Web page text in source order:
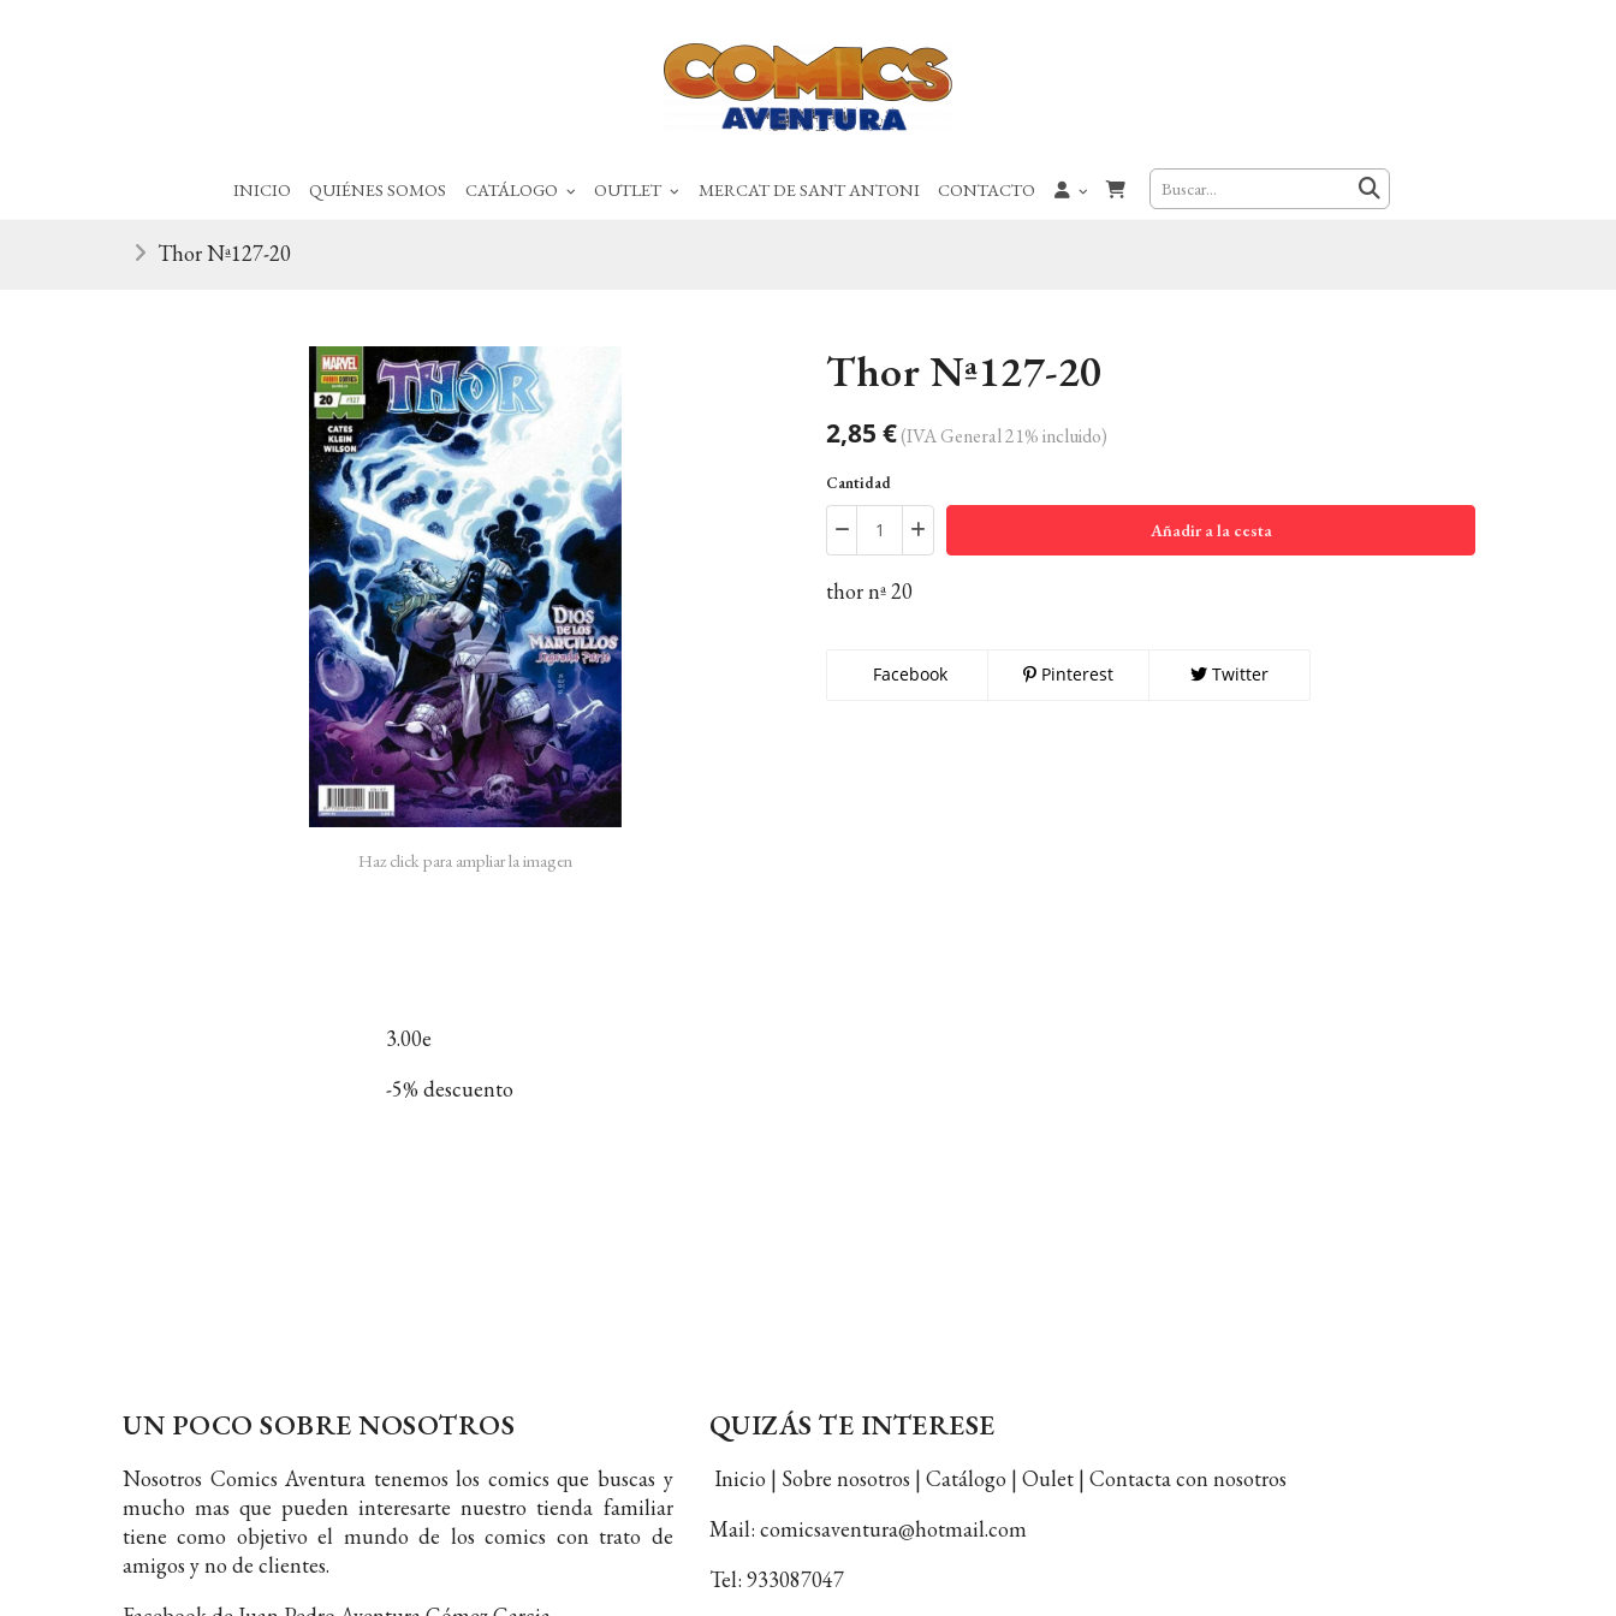
INICIO QUIÉNES SOMOS CATÁLOGO OUTLET MERCAT DE SANT ANTONI CONTACTO
Thor Nª127-20
Haz click para ampliar la imagen
Thor Nª127-20
2,85 €(IVA General 21% incluido)
Cantidad
Añadir a la cesta
thor nª 20
Facebook Pinterest Twitter
3.00e
-5% descuento
UN POCO SOBRE NOSOTROS
Nosotros Comics Aventura tenemos los comics que buscas y
mucho mas que pueden interesarte nuestro tienda familiar
tiene como objetivo el mundo de los comics con trato de
amigos y no de clientes.
QUIZÁS TE INTERESE
Inicio | Sobre nosotros | Catálogo | Oulet | Contacta con nosotros
Mail: comicsaventura@hotmail.com
Tel: 933087047